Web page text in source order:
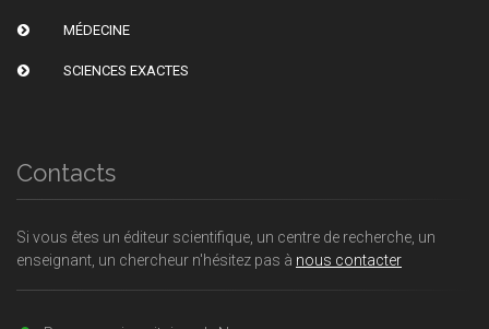
MÉDECINE
SCIENCES EXACTES
Contacts
Si vous êtes un éditeur scientifique, un centre de recherche, un
enseignant, un chercheur n'hésitez pas à nous contacter